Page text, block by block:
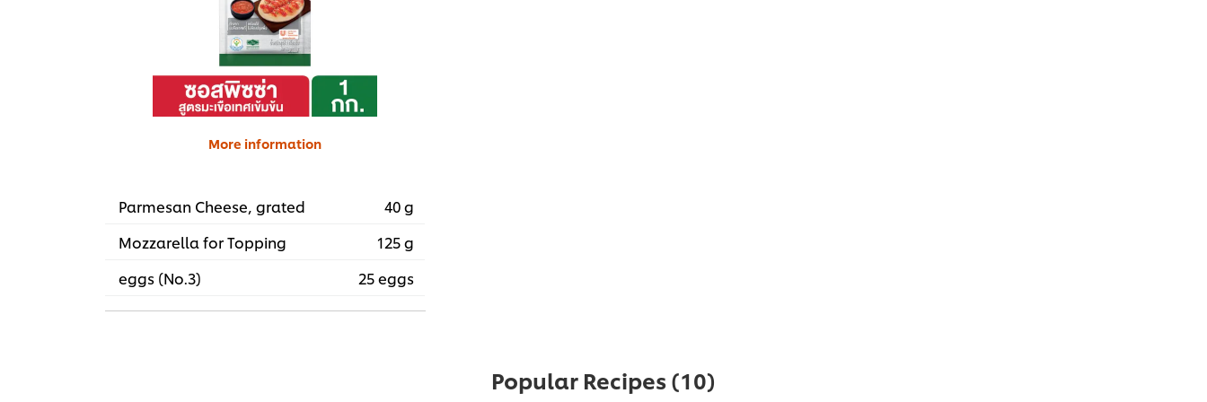
More information
Parmesan Cheese, grated
40 g
Mozzarella for Topping
125 g
eggs (No.3)
25 eggs
Popular Recipes (10)